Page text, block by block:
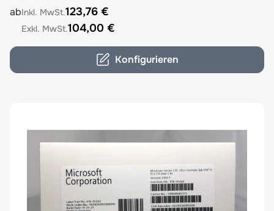
The price depends on the options chosen on the product
ab
123,76 €
104,00 €
Konfigurieren